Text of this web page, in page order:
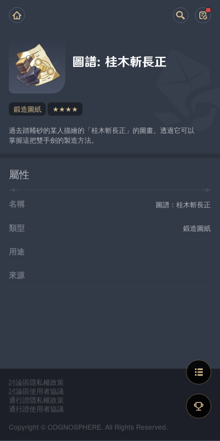
圖譜：桂木斬長正
鍛造圖紙 ★★★★
過去踏鞴砂的某人描繪的「桂木斬長正」的圖畫。透過它可以
掌握這把雙手劍的製造方法。
屬性
名稱 圖譜：桂木斬長正
類型 鍛造圖紙
用途
來源
討論區隱私權政策
討論區使用者協議
通行證隱私權政策
通行證使用者協議
Copyright © COGNOSPHERE. All Rights Reserved.